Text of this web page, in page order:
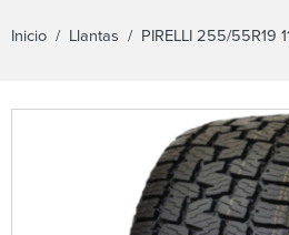
Inicio / Llantas / PIRELLI 255/55R19